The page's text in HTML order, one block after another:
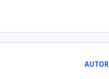
AUTOR